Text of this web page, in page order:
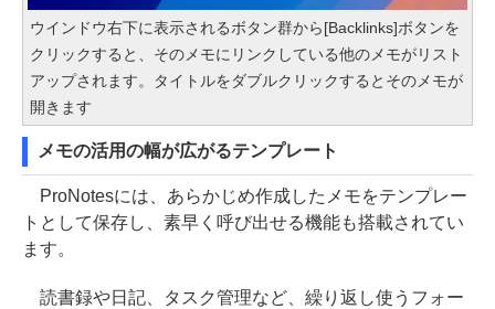
ウインドウ右下に表示されるボタン群から[Backlinks]ボタンを
クリックすると、そのメモにリンクしている他のメモがリスト
アップされます。タイトルをダブルクリックするとそのメモが
開きます
メモの活用の幅が広がるテンプレート
ProNotesには、あらかじめ作成したメモをテンプレー
トとして保存し、素早く呼び出せる機能も搭載されてい
ます。
読書録や日記、タスク管理など、繰り返し使うフォー